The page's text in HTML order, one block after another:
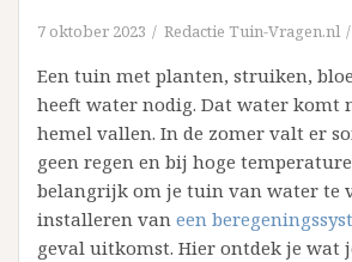
7 oktober 2023 Redactie Tuin-Vragen.nl
Een tuin met planten, struiken,
heeft water nodig. Dat water komt
hemel vallen. In de zomer valt er
geen regen en bij hoge
belangrijk om je tuin van water te
installeren van een
geval uitkomst. Hier ontdek je wat